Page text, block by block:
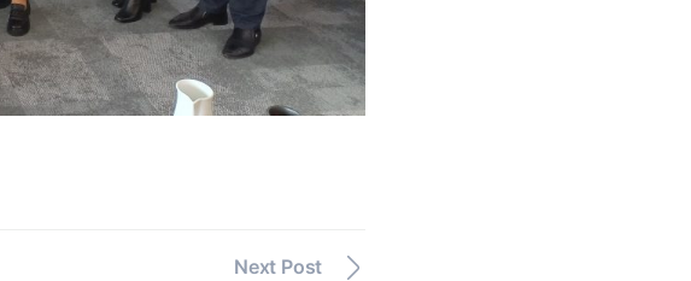
Next Post